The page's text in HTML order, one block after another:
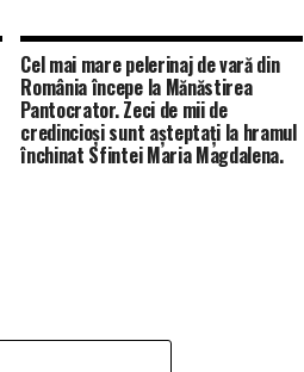
Cel mai mare pelerinaj de vară din
România începe la Mănăstirea
Pantocrator. Zeci de mii de
credincioși sunt așteptați la hramul
închinat Sfintei Maria Magdalena.